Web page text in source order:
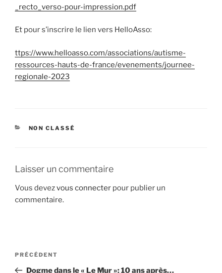
_recto_verso-pour-impression.pdf
Et pour s’inscrire le lien vers HelloAsso:
ttps://www.helloasso.com/associations/autisme-
ressources-hauts-de-france/evenements/journee-
regionale-2023
CATÉGORIES
NON CLASSÉ
Laisser un commentaire
Vous devezvous connecter pour publier un
commentaire.
Navigation
Article
précédent
PRÉCÉDENT
Dogme dans le « Le Mur »: 10 ans après…